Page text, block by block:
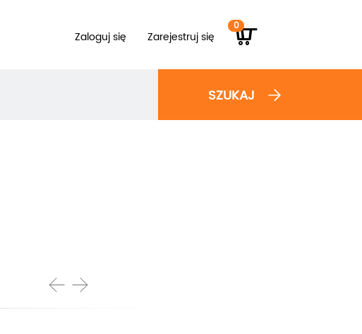
Zaloguj się Zarejestruj się
0
SZUKAJ